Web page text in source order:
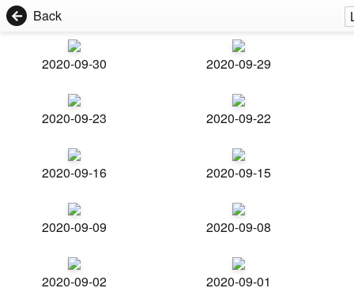
Back
2020-09-30 2020-09-29
2020-09-23 2020-09-22
2020-09-16 2020-09-15
2020-09-09 2020-09-08
2020-09-02 2020-09-01